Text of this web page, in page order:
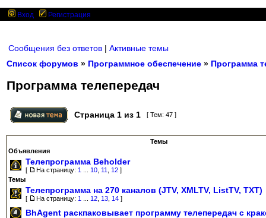
Вход Регистрация
Сообщения без ответов | Активные темы
Список форумов » Программное обеспечение » Программа
Программа телепередач
Страница 1 из 1 [ Тем: 47 ]
Темы
Объявления
Телепрограмма Beholder
[ На страницу: 1 10 11 12 ]
Темы
Телепрограмма на 270 каналов (JTV, XMLTV, ListTV, TXT)
[ На страницу: 1 12 13 14 ]
BhAgent раскпаковывает программу телепередач с